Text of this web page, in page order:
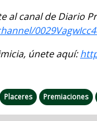
al canal de Diario
únete aquí:
Placeres Premiaciones